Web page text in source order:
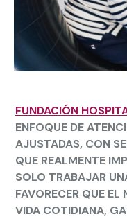
FUNDACIÓN
ENFOQUE DE
AJUSTADAS, CON
QUE REALMENTE
SOLO TRABAJAR
FAVORECER QUE EL
VIDA COTIDIANA,